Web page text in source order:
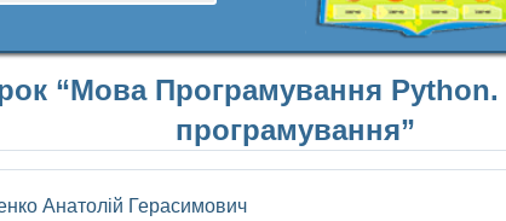
“Мова Програмування
програмування”
Анатолій Герасимович